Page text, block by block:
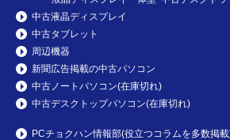
中古液晶ディスプレイ
中古タブレット
周辺機器
新聞広告掲載の中古パソコン
中古ノートパソコン(在庫切れ)
中古デスクトップパソコン(在庫切れ)
PCチョクハン情報部(役立つコラムを多数掲